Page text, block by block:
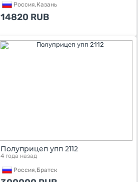
Россия,Казань
14820 RUB
Полуприцеп упп 2112
4 года назад
Россия,Братск